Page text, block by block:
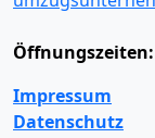
Öffnungszeiten:
Impressum
Datenschutz